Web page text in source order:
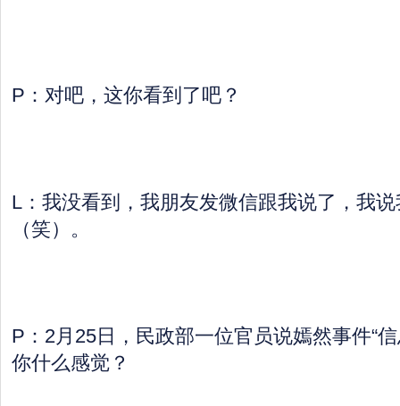
P：对吧，这你看到了吧？
L：我没看到，我朋友发微信跟我说了，我
（笑）。
P：2月25日，民政部一位官员说嫣然事件“
你什么感觉？